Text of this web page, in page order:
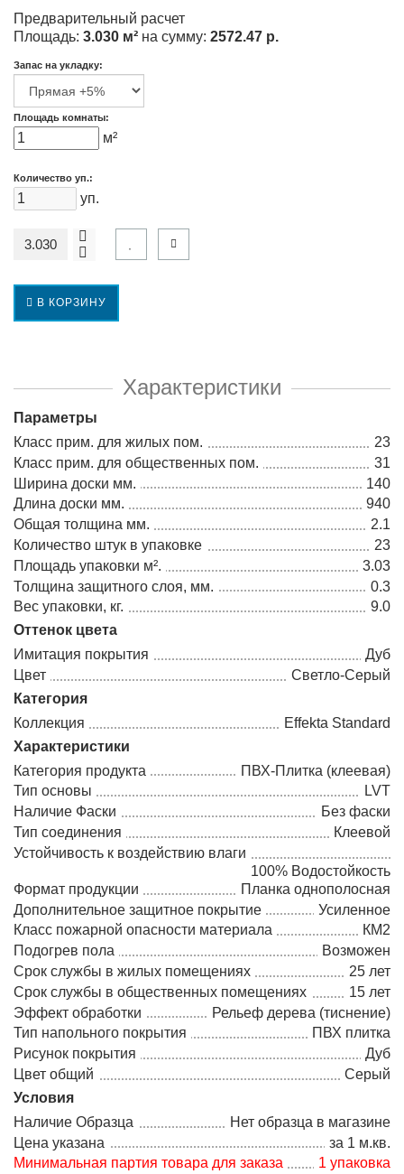
Предварительный расчет
Площадь: 3.030 м² на сумму: 2572.47 р.
Запас на укладку:
Площадь комнаты:
м²
Количество уп.:
уп.
В КОРЗИНУ
Характеристики
Параметры
Класс прим. для жилых пом.
23
Класс прим. для общественных пом.
31
Ширина доски мм.
140
Длина доски мм.
940
Общая толщина мм.
2.1
Количество штук в упаковке
23
Площадь упаковки м².
3.03
Толщина защитного слоя, мм.
0.3
Вес упаковки, кг.
9.0
Оттенок цвета
Имитация покрытия
Дуб
Цвет
Светло-Серый
Категория
Коллекция
Effekta Standard
Характеристики
Категория продукта
ПВХ-Плитка (клеевая)
Тип основы
LVT
Наличие Фаски
Без фаски
Тип соединения
Клеевой
Устойчивость к воздействию влаги
100% Водостойкость
Формат продукции
Планка однополосная
Дополнительное защитное покрытие
Усиленное
Класс пожарной опасности материала
КМ2
Подогрев пола
Возможен
Срок службы в жилых помещениях
25 лет
Срок службы в общественных помещениях
15 лет
Эффект обработки
Рельеф дерева (тиснение)
Тип напольного покрытия
ПВХ плитка
Рисунок покрытия
Дуб
Цвет общий
Серый
Условия
Наличие Образца
Нет образца в магазине
Цена указана
за 1 м.кв.
Минимальная партия товара для заказа
1 упаковка